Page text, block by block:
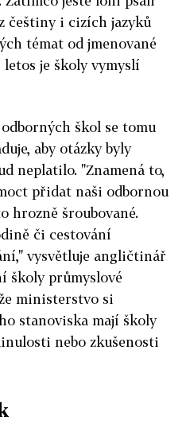
češtiny i cizích jazyků
témat od jmenované
je školy vymyslí
škol se tomu
aby otázky byly
neplatilo. "Znamená to,
přidat naši odbornou
hrozně šroubované.
či cestování
vysvětluje angličtinář
školy průmyslové
ministerstvo si
stanoviska mají školy
nebo zkušenosti